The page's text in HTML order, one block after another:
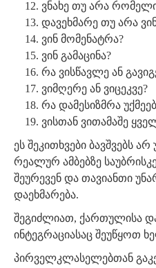
ვნახე თუ არა
დავეხმარე თუ არა
ვინ მომენატრა?
ვინ გამაცინა?
რა ვისწავლე ან
ვიმღერე ან ვიცეკვე?
რა დამესიზმრა
ვისთან ვითამაშე
ეს შეკითხვები ბავშვებს
რეალურ ამბებზე
შეურევენ და თავიანთი
დაეხმარება.
შეგიძლიათ, ქართულისა
ინტეგრაციასაც შეუწყოთ
პირველკლასელებთან